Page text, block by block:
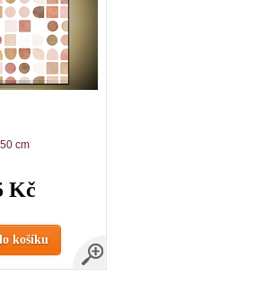
cm
Kč
košíku